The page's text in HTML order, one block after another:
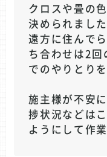
クロスや畳の
決められました
遠方に住んで
ち合わせは2回
でのやりとり
施主様が不安
捗状況などは
ようにして作